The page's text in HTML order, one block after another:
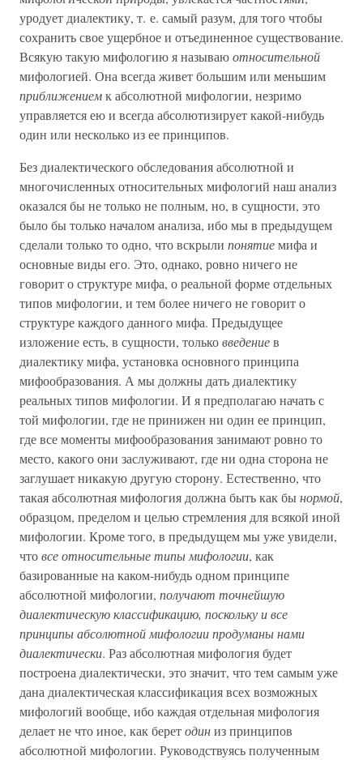
уродует диалектику, т. е. самый разум, для того чтобы
сохранить свое ущербное и отъединенное существование.
Всякую такую мифологию я называюотносительной
мифологией. Она всегда живет большим или меньшим
приближениемк абсолютной мифологии, незримо
управляется ею и всегда абсолютизирует какой-нибудь
один или несколько из ее принципов.
Без диалектического обследования абсолютной и
многочисленных относительных мифологий наш анализ
оказался бы не только не полным, но, в сущности, это
было бы только началом анализа, ибо мы в предыдущем
сделали только то одно, что вскрыли понятиемифа и
основные виды его. Это, однако, ровно ничего не
говорит о структуре мифа, о реальной форме отдельных
типов мифологии, и тем более ничего не говорит о
структуре каждого данного мифа. Предыдущее
изложение есть, в сущности, тольковведениев
диалектику мифа, установка основного принципа
мифообразования. А мы должны дать диалектику
реальных типов мифологии. И я предполагаю начать с
той мифологии, где не принижен ни один ее принцип,
где все моменты мифообразования занимают ровно то
место, какого они заслуживают, где ни одна сторона не
заглушает никакую другую сторону. Естественно, что
такая абсолютная мифология должна быть как бынормой,
образцом, пределом и целью стремления для всякой иной
мифологии. Кроме того, в предыдущем мы уже увидели,
чтовсе относительные типы мифологии, как
базированные на каком-нибудь одном принципе
абсолютной мифологии, получают точнейшую
диалектическую классификацию, поскольку и все
принципы абсолютной мифологии продуманы нами
диалектически. Раз абсолютная мифология будет
построена диалектически, это значит, что тем самым уже
дана диалектическая классификация всех возможных
мифологий вообще, ибо каждая отдельная мифология
делает не что иное, как беретодиниз принципов
абсолютной мифологии. Руководствуясь полученным